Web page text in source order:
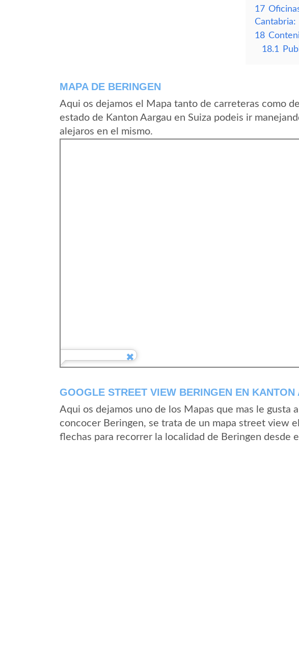
17
Cantabria:
18
18.1
MAPA DE BERINGEN
Aqui os dejamos el Mapa tanto de carreteras como
estado de Kanton Aargau en Suiza podeis ir
alejaros en el mismo.
GOOGLE STREET VIEW BERINGEN EN
Aqui os dejamos uno de los Mapas que mas le gusta
concocer Beringen, se trata de un mapa street view
flechas para recorrer la localidad de Beringen desde